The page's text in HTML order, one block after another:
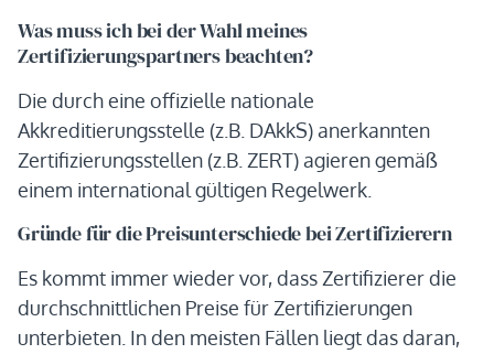
Was muss ich bei der Wahl meines
Zertifizierungspartners beachten?
Die durch eine offizielle nationale
Akkreditierungsstelle (z.B. DAkkS) anerkannten
Zertifizierungsstellen (z.B. ZERT) agieren gemäß
einem international gültigen Regelwerk.
Gründe für die Preisunterschiede bei Zertifizierern
Es kommt immer wieder vor, dass Zertifizierer die
durchschnittlichen Preise für Zertifizierungen
unterbieten. In den meisten Fällen liegt das daran,